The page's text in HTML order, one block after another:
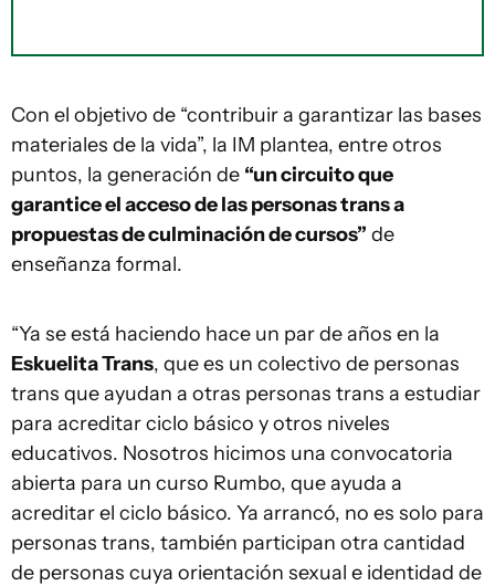
Con el objetivo de “contribuir a garantizar las bases
materiales de la vida”, la IM plantea, entre otros
puntos, la generación de “un circuito que
garantice el acceso de las personas trans a
propuestas de culminación de cursos” de
enseñanza formal.
“Ya se está haciendo hace un par de años en la
Eskuelita Trans, que es un colectivo de personas
trans que ayudan a otras personas trans a estudiar
para acreditar ciclo básico y otros niveles
educativos. Nosotros hicimos una convocatoria
abierta para un curso Rumbo, que ayuda a
acreditar el ciclo básico. Ya arrancó, no es solo para
personas trans, también participan otra cantidad
de personas cuya orientación sexual e identidad de